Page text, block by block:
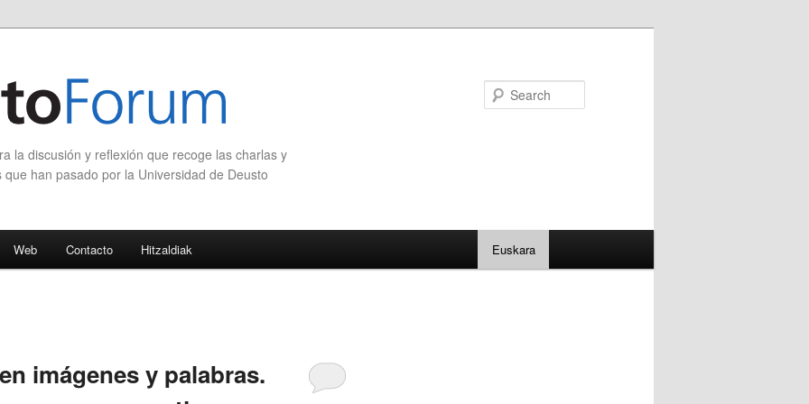
la discusión y reflexión que recoge las charlas y
han pasado por la Universidad de Deusto
Web Contacto Hitzaldiak Euskara
imágenes y palabras.